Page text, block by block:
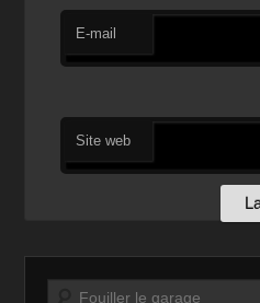
E-mail
Site web
Recherche